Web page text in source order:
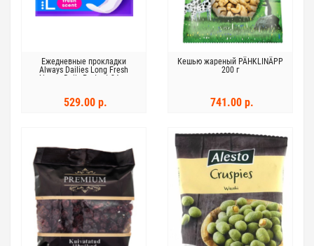
Ежедневные прокладки
Always Dailies Long Fresh
Always Daily Protect 24 шт
529.00 р.
Кешью жареный PÄHKLINÄPP
200 г
741.00 р.